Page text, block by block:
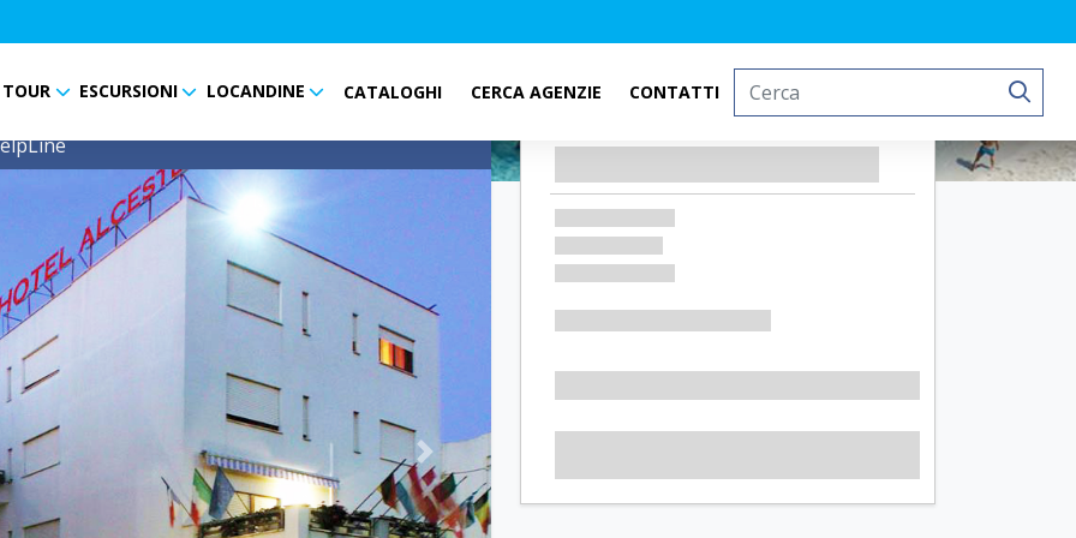
TOUR ESCURSIONI LOCANDINE CATALOGHI CERCA AGENZIE CONTATTI
Next